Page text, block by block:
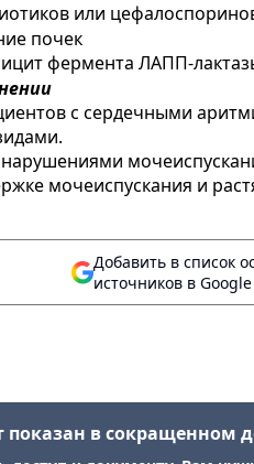
или
почек
фермента ЛАПП-
с сердечными
мочеиспускания и
Добавить в список
источников в Google
показан в сокращенном